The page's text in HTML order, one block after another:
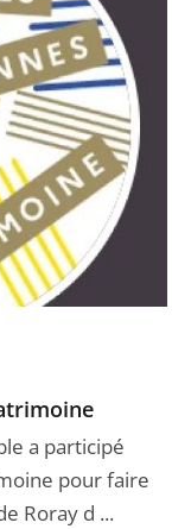
a participé
pour faire
Roray d ...